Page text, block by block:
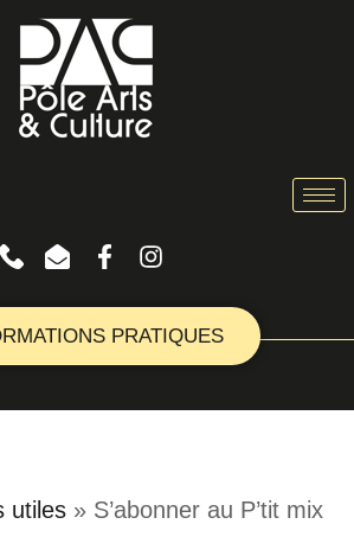
PRATIQUES
utiles » S’abonner au P’tit mix